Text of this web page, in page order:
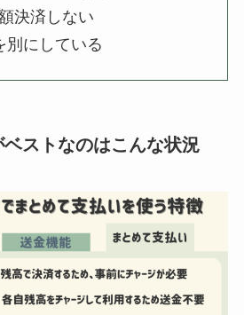
決済しない
別にしている
ストなのはこんな状況